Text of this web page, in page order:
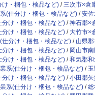
・梱包・検品など)
三次市×倉
(仕分け・梱包・検品など)
安
け・梱包・検品など)
神石郡×
け・梱包・検品など)
大竹市×
分け・梱包・検品など)
山県
け・梱包・検品など)
岡山市
け・梱包・検品など)
和気郡
系(仕分け・梱包・検品など)
け・梱包・検品など)
小田郡
系(仕分け・梱包・検品など)